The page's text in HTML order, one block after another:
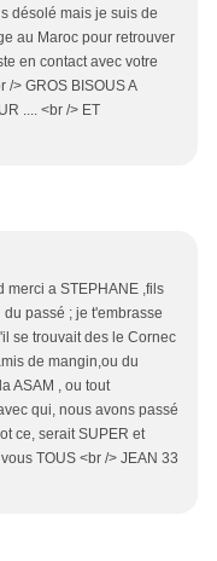
désolé mais je suis de
au Maroc pour retrouver
en contact avec votre
/> GROS BISOUS A
.... <br /> ET
merci a STEPHANE ,fils
passé ; je t'embrasse
se trouvait des le Cornec
de mangin,ou du
ASAM , ou tout
qui, nous avons passé
ce, serait SUPER et
TOUS <br /> JEAN 33